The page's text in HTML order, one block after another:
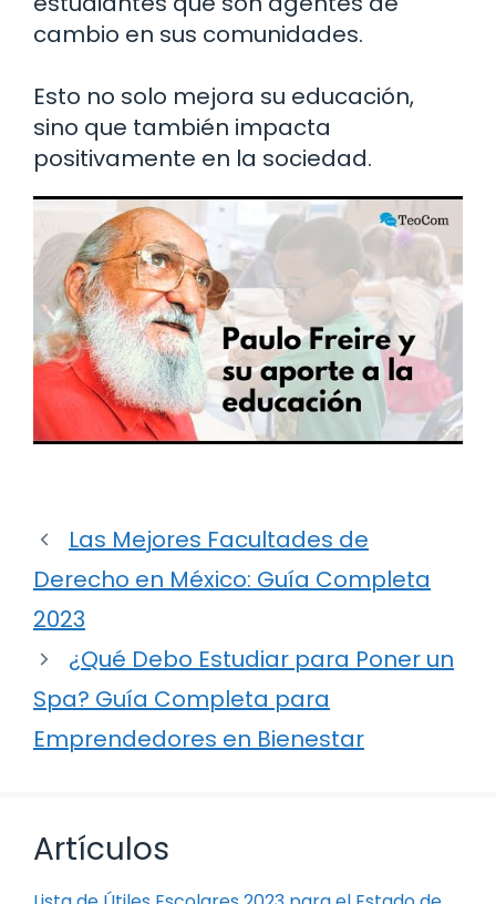
cambio en sus comunidades.
Esto no solo mejora su educación,
sino que también impacta
positivamente en la sociedad.
Las Mejores Facultades de
Derecho en México: Guía Completa
2023
¿Qué Debo Estudiar para Poner un
Spa? Guía Completa para
Emprendedores en Bienestar
Artículos